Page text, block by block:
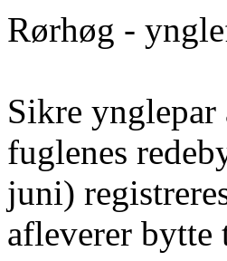
Rørhøg -
Sikre ynglepar
fuglenes
juni)
afleverer